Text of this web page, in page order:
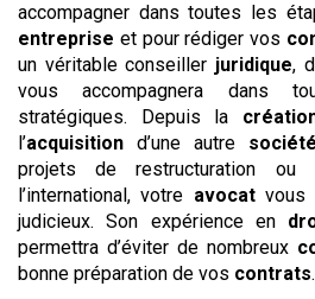
accompagner dans toutes les
entreprise et pour rédiger vos
un véritable conseiller juridique,
vous accompagnera dans
stratégiques. Depuis la
l’acquisition d’une autre société
projets de restructuration ou
l’international, votre avocatvous
judicieux. Son expérience en
permettra d’éviter de nombreux
bonne préparation de vos contrats.